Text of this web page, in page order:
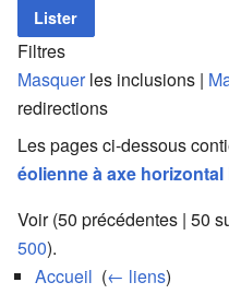
Filtres
Masquerles inclusions |
redirections
Les pages ci-dessous
éolienne à axe horizontal
Voir (50 précédentes | 50
500).
Accueil (← liens)